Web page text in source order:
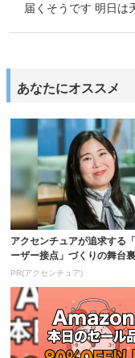
届くそうです 明日は
あなたにオススメ
アクセンチュアが追求する
ーザー接点」づくりの舞台裏
PR(アクセンチュア)